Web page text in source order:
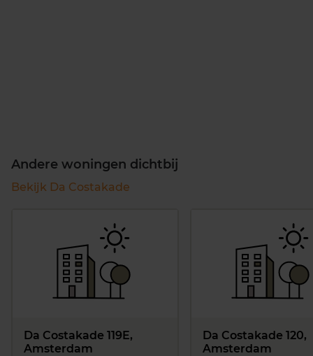
Andere woningen dichtbij
Bekijk Da Costakade
Da Costakade 119E,
Amsterdam
Da Costakade 120,
Amsterdam